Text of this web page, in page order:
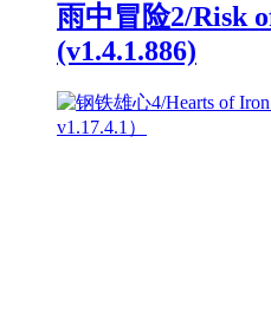
雨中冒险2/Risk
(v1.4.1.886)